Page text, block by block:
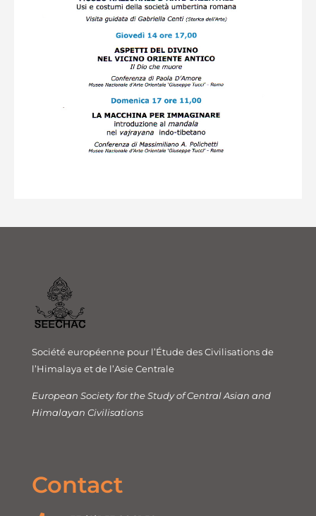
Société européenne pour l’Étude des Civilisations de
l’Himalaya et de l’Asie Centrale
European Society for the Study of Central Asian and
Himalayan Civilisations
Contact